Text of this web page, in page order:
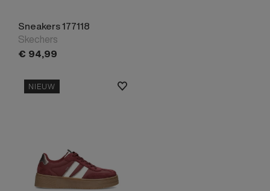
Sneakers 177118
Skechers
€ 94,99
NIEUW